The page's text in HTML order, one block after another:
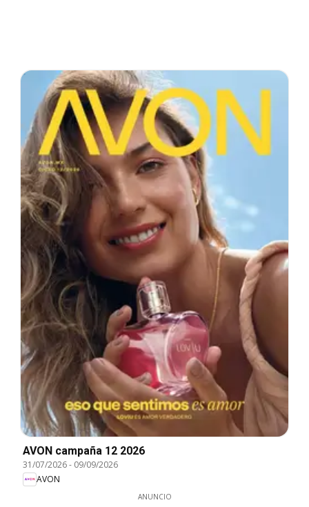
AVON campaña 12 2026
31/07/2026- 09/09/2026
AVON
ANUNCIO